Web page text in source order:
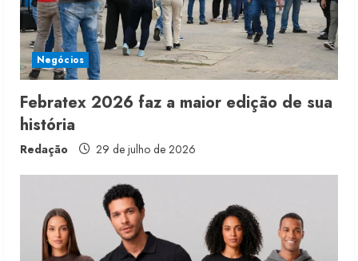
Negócios
Febratex 2026 faz a maior edição de sua
história
Redação 29 de julho de 2026
Renata Caixeta assume Movimento
Sou de Algodão